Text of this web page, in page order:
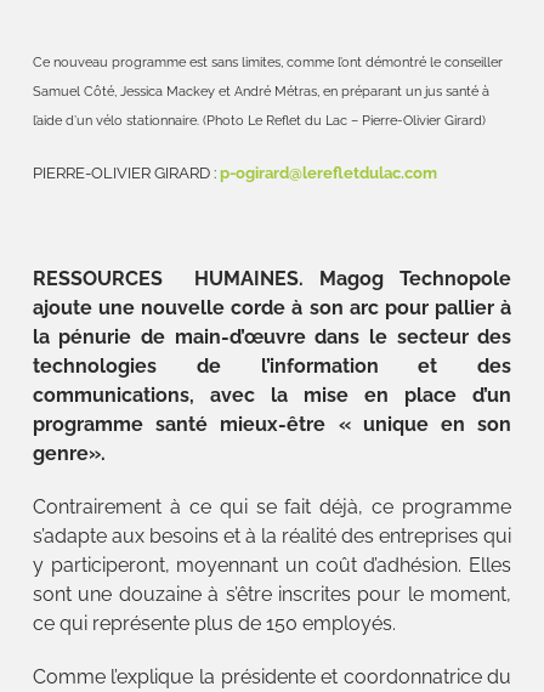
Ce nouveau programme est sans limites, comme l’ont démontré le conseiller
Samuel Côté, Jessica Mackey et André Métras, en préparant un jus santé à
l’aide d’un vélo stationnaire. (Photo Le Reflet du Lac – Pierre-Olivier Girard)
PIERRE-OLIVIER GIRARD :p-ogirard@lerefletdulac.com
RESSOURCES HUMAINES. Magog Technopole
ajoute une nouvelle corde à son arc pour pallier à
la pénurie de main-d’œuvre dans le secteur des
technologies de l’information et des
communications, avec la mise en place d’un
programme santé mieux-être « unique en son
genre».
Contrairement à ce qui se fait déjà, ce programme
s’adapte aux besoins et à la réalité des entreprises qui
y participeront, moyennant un coût d’adhésion. Elles
sont une douzaine à s’être inscrites pour le moment,
ce qui représente plus de 150 employés.
Comme l’explique la présidente et coordonnatrice du